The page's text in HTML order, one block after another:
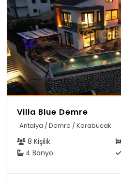
Villa Blue Demre
Antalya / Demre / Karabucak
8 Kişilik
4 Banyo